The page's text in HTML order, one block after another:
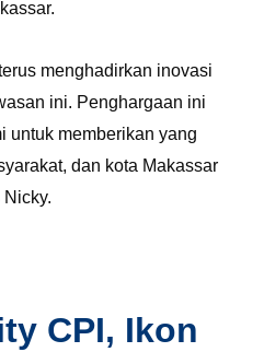
menghadirkan inovasi
ini. Penghargaan ini
untuk memberikan yang
dan kota Makassar
CPI, Ikon